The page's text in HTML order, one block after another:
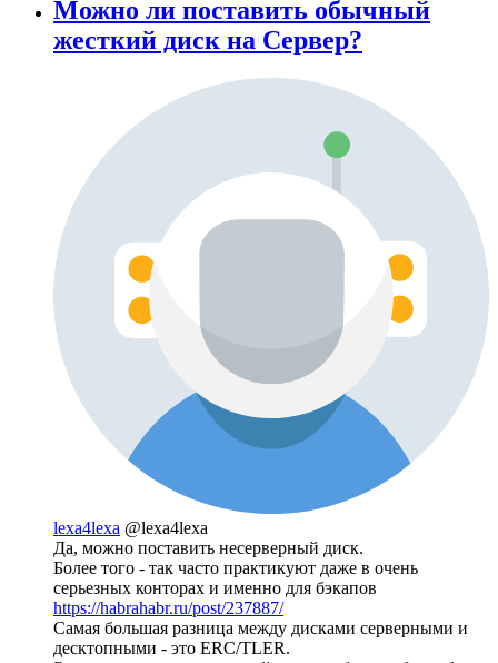
Можно ли поставить обычный
жесткий диск на Сервер?
lexa4lexa @lexa4lexa
Да, можно поставить несерверный диск.
Более того - так часто практикуют даже в очень
серьезных конторах и именно для бэкапов
https://habrahabr.ru/post/237887/
Самая большая разница между дисками серверными и
десктопными - это ERC/TLER.